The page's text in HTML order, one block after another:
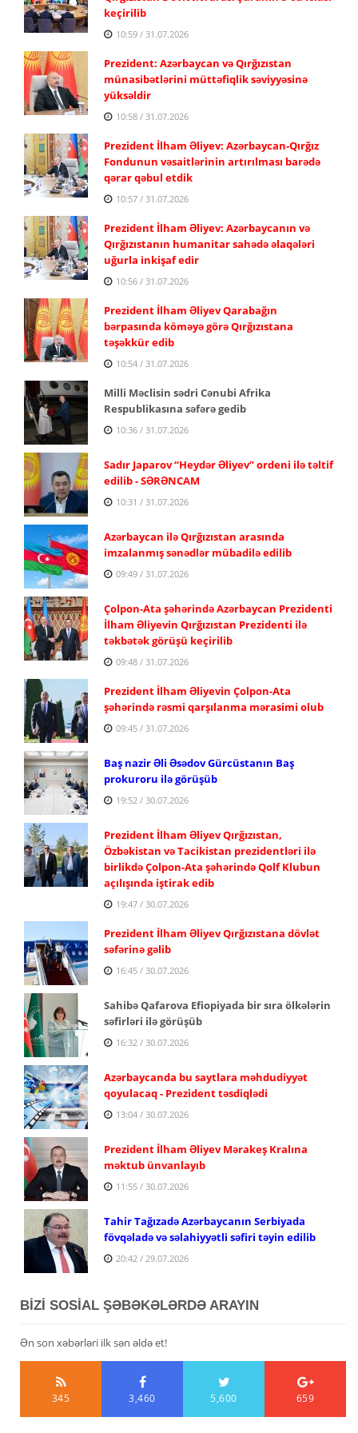
keçirilib
10:59 / 31.07.2026
Prezident: Azərbaycan və Qırğızıstan
münasibətlərini müttəfiqlik səviyyəsinə
yüksəldir
10:58 / 31.07.2026
Prezident İlham Əliyev: Azərbaycan-Qırğız
Fondunun vəsaitlərinin artırılması barədə
qərar qəbul etdik
10:57 / 31.07.2026
Prezident İlham Əliyev: Azərbaycanın və
Qırğızıstanın humanitar sahədə əlaqələri
uğurla inkişaf edir
10:56 / 31.07.2026
Prezident İlham Əliyev Qarabağın
bərpasında köməyə görə Qırğızıstana
təşəkkür edib
10:54 / 31.07.2026
Milli Məclisin sədri Cənubi Afrika
Respublikasına səfərə gedib
10:36 / 31.07.2026
Sadır Japarov “Heydər Əliyev” ordeni ilə təltif
edilib - SƏRƏNCAM
10:31 / 31.07.2026
Azərbaycan ilə Qırğızıstan arasında
imzalanmış sənədlər mübadilə edilib
09:49 / 31.07.2026
Çolpon-Ata şəhərində Azərbaycan Prezidenti
İlham Əliyevin Qırğızıstan Prezidenti ilə
təkbətək görüşü keçirilib
09:48 / 31.07.2026
Prezident İlham Əliyevin Çolpon-Ata
şəhərində rəsmi qarşılanma mərasimi olub
09:45 / 31.07.2026
Baş nazir Əli Əsədov Gürcüstanın Baş
prokuroru ilə görüşüb
19:52 / 30.07.2026
Prezident İlham Əliyev Qırğızıstan,
Özbəkistan və Tacikistan prezidentləri ilə
birlikdə Çolpon-Ata şəhərində Qolf Klubun
açılışında iştirak edib
19:47 / 30.07.2026
Prezident İlham Əliyev Qırğızıstana dövlət
səfərinə gəlib
16:45 / 30.07.2026
Sahibə Qafarova Efiopiyada bir sıra ölkələrin
səfirləri ilə görüşüb
16:32 / 30.07.2026
Azərbaycanda bu saytlara məhdudiyyət
qoyulacaq - Prezident təsdiqlədi
13:04 / 30.07.2026
Prezident İlham Əliyev Mərakeş Kralına
məktub ünvanlayıb
11:55 / 30.07.2026
Tahir Tağızadə Azərbaycanın Serbiyada
fövqəladə və səlahiyyətli səfiri təyin edilib
20:42 / 29.07.2026
BİZİ SOSİAL ŞƏBƏKƏLƏRDƏ ARAYIN
Ən son xəbərləri ilk sən əldə et!
345 3,460 5,600 659